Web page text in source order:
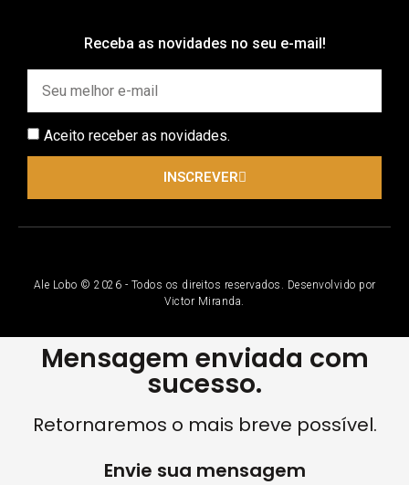
Receba as novidades no seu e-mail!
Aceito receber as novidades.
INSCREVER
Ale Lobo © 2026 - Todos os direitos reservados. Desenvolvido por
Victor Miranda.
Mensagem enviada com
sucesso.
Retornaremos o mais breve possível.
Envie sua mensagem